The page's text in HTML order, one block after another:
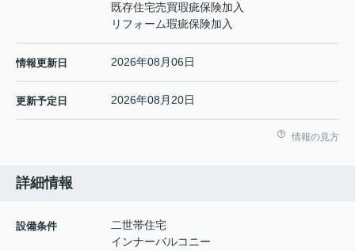
既存住宅売買瑕疵保険加入
リフォーム瑕疵保険加入
情報更新日 2026年08月06日
更新予定日 2026年08月20日
情報の見方
詳細情報
設備条件
二世帯住宅
インナーバルコニー